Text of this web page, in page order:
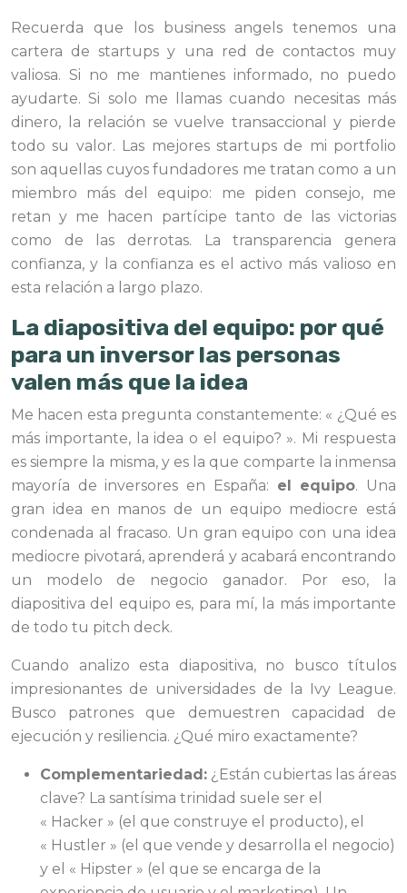
Recuerda que los business angels tenemos una
cartera de startups y una red de contactos muy
valiosa. Si no me mantienes informado, no puedo
ayudarte. Si solo me llamas cuando necesitas más
dinero, la relación se vuelve transaccional y pierde
todo su valor. Las mejores startups de mi portfolio
son aquellas cuyos fundadores me tratan como a un
miembro más del equipo: me piden consejo, me
retan y me hacen partícipe tanto de las victorias
como de las derrotas. La transparencia genera
confianza, y la confianza es el activo más valioso en
esta relación a largo plazo.
La diapositiva del equipo: por qué
para un inversor las personas
valen más que la idea
Me hacen esta pregunta constantemente: « ¿Qué es
más importante, la idea o el equipo? ». Mi respuesta
es siempre la misma, y es la que comparte la inmensa
mayoría de inversores en España: el equipo. Una
gran idea en manos de un equipo mediocre está
condenada al fracaso. Un gran equipo con una idea
mediocre pivotará, aprenderá y acabará encontrando
un modelo de negocio ganador. Por eso, la
diapositiva del equipo es, para mí, la más importante
de todo tu pitch deck.
Cuando analizo esta diapositiva, no busco títulos
impresionantes de universidades de la Ivy League.
Busco patrones que demuestren capacidad de
ejecución y resiliencia. ¿Qué miro exactamente?
Complementariedad: ¿Están cubiertas las áreas
clave? La santísima trinidad suele ser el
« Hacker » (el que construye el producto), el
« Hustler » (el que vende y desarrolla el negocio)
y el « Hipster » (el que se encarga de la